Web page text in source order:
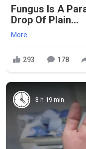
Fungus Is A
Drop Of Plain...
More
293 178
3 h 19 min